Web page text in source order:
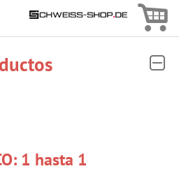
1 hasta 1